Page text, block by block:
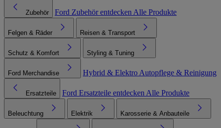
Zubehör Ford Zubehör entdecken Alle Produkte
Felgen & Räder Reisen & Transport
Schutz & Komfort Styling & Tuning
Ford Merchandise Hybrid & Elektro Autopflege & Reinigung
Ersatzteile Ford Ersatzteile entdecken Alle Produkte
Beleuchtung Elektrik Karosserie & Anbauteile